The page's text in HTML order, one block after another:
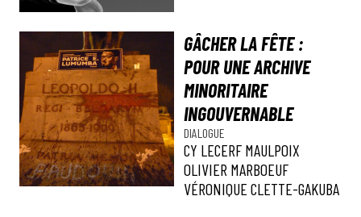
GÂCHER LA FÊTE :
POUR UNE ARCHIVE
MINORITAIRE
INGOUVERNABLE
DIALOGUE
CY LECERF MAULPOIX
OLIVIER MARBOEUF
VÉRONIQUE CLETTE-GAKUBA